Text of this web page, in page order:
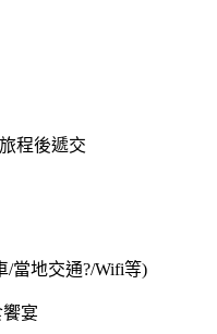
程後遞交
/當地交通?/Wifi等)
宴